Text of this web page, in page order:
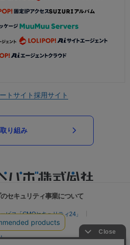
トサイト採用サイト
り組み
セキュリティ事業について
ビス「GMOセキュリティ24」
リスク診断